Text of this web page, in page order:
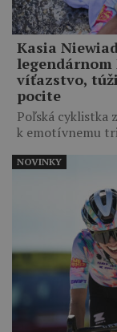
Kasia
legendárnom
víťazstvo,
pocite
Poľská cyklistka
k emotívnemu
NOVINKY